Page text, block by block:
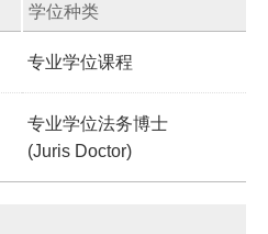
学位种类
专业学位课程
专业学位法务博士
(Juris Doctor)